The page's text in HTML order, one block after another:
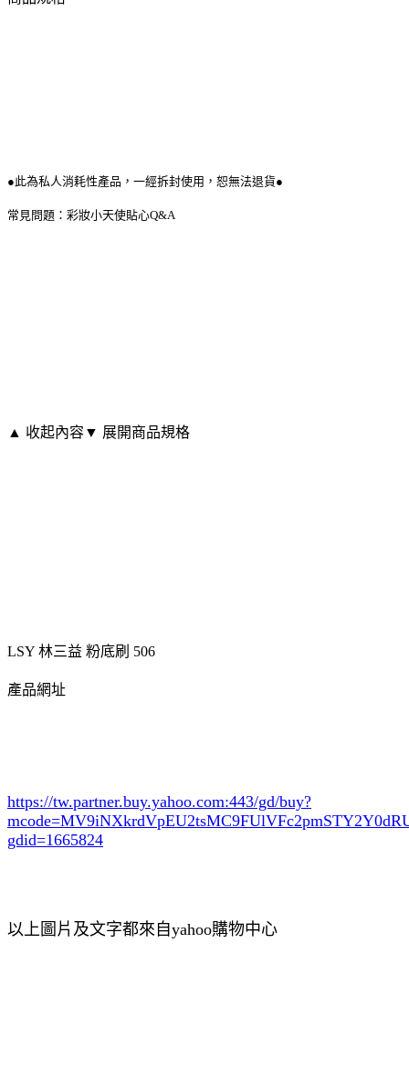
●此為私人消耗性產品，一經拆封使用，恕無法退貨●
常見問題：彩妝小天使貼心Q&A
▲ 收起內容▼ 展開商品規格
LSY 林三益 粉底刷 506
產品網址
https://tw.partner.buy.yahoo.com:443/gd/buy?
gdid=1665824
以上圖片及文字都來自yahoo購物中心